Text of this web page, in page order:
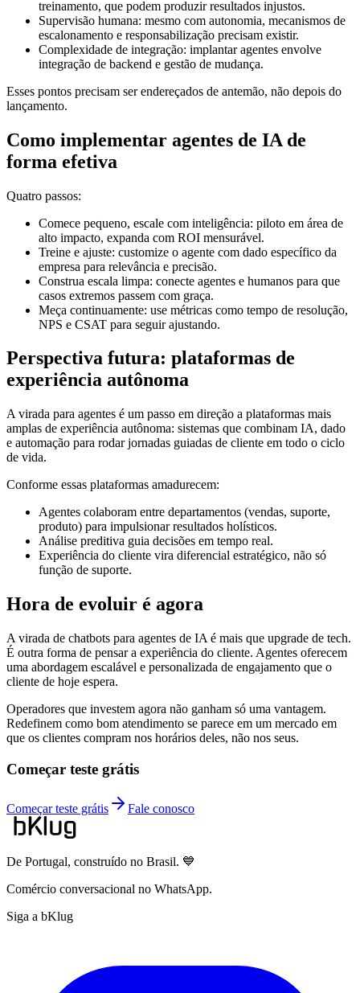
treinamento, que podem produzir resultados injustos.
Supervisão humana: mesmo com autonomia, mecanismos de
escalonamento e responsabilização precisam existir.
Complexidade de integração: implantar agentes envolve
integração de backend e gestão de mudança.
Esses pontos precisam ser endereçados de antemão, não depois do
lançamento.
Como implementar agentes de IA de
forma efetiva
Quatro passos:
Comece pequeno, escale com inteligência: piloto em área de
alto impacto, expanda com ROI mensurável.
Treine e ajuste: customize o agente com dado específico da
empresa para relevância e precisão.
Construa escala limpa: conecte agentes e humanos para que
casos extremos passem com graça.
Meça continuamente: use métricas como tempo de resolução,
NPS e CSAT para seguir ajustando.
Perspectiva futura: plataformas de
experiência autônoma
A virada para agentes é um passo em direção a plataformas mais
amplas de experiência autônoma: sistemas que combinam IA, dado
e automação para rodar jornadas guiadas de cliente em todo o ciclo
de vida.
Conforme essas plataformas amadurecem:
Agentes colaboram entre departamentos (vendas, suporte,
produto) para impulsionar resultados holísticos.
Análise preditiva guia decisões em tempo real.
Experiência do cliente vira diferencial estratégico, não só
função de suporte.
Hora de evoluir é agora
A virada de chatbots para agentes de IA é mais que upgrade de tech.
É outra forma de pensar a experiência do cliente. Agentes oferecem
uma abordagem escalável e personalizada de engajamento que o
cliente de hoje espera.
Operadores que investem agora não ganham só uma vantagem.
Redefinem como bom atendimento se parece em um mercado em
que os clientes compram nos horários deles, não nos seus.
Começar teste grátis
Começar teste grátis Fale conosco
De Portugal, construído no Brasil. 💙
Comércio conversacional no WhatsApp.
Siga a bKlug